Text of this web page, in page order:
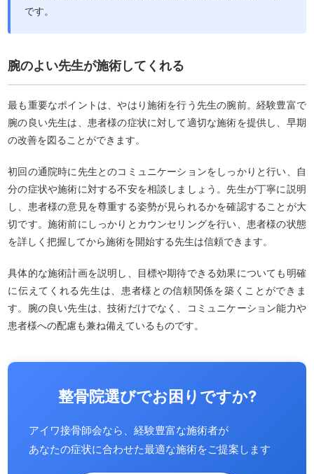
です。
腕のよい先生が施術してくれる
最も重要なポイントは、やはり施術を行う先生の腕前。経験豊富で
腕の良い先生は、患者様の症状に対して適切な施術を提供し、早期
の改善を図ることができます。
初回の通院時に先生とのコミュニケーションをしっかりと行い、自
分の症状や施術に対する不安を相談しましょう。先生が丁寧に説明
し、患者様の意見を尊重する姿勢が見られるかを確認することが大
切です。施術前にしっかりとカウンセリングを行い、患者様の状態
を詳しく把握してから施術を開始する先生は信頼できます。
具体的な施術計画を説明し、目標や期待できる効果についても明確
に伝えてくれる先生は、患者様との信頼関係を築くことができま
す。腕の良い先生は、技術だけでなく、コミュニケーション能力や
患者様への配慮も兼ね備えているものです。
整骨院選びでお困りですか?
アイワ接骨師会なら、経験豊富な施術者が
あなたの症状に合わせた最適な施術をご提案します